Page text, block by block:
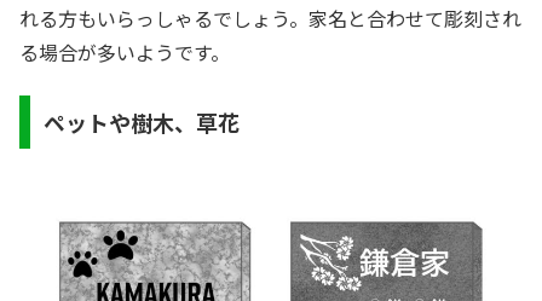
れる方もいらっしゃるでしょう。家名と合わせて彫刻され
る場合が多いようです。
ペットや樹木、草花